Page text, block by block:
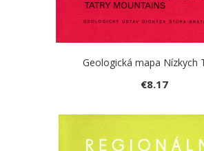
Geologická mapa Nízkych
€8.17